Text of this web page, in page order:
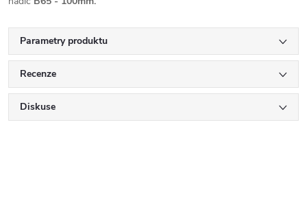
Parametry produktu
Recenze
Diskuse